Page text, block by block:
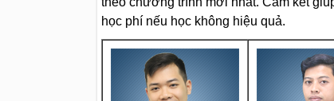
học phí nếu học không hiệu quả.